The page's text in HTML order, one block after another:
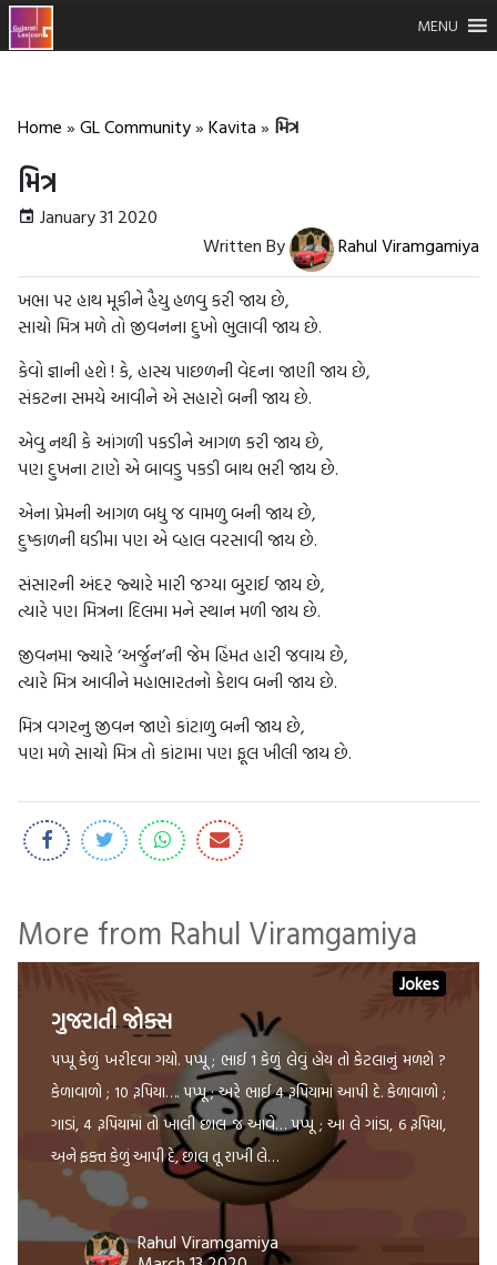
MENU
Home » GL Community» Kavita » મિત્ર
મિત્ર
January 31 2020
Written By
Rahul Viramgamiya
ખભા પર હાથ મૂકીને હૈયુ હળવુ કરી જાય છે,
સાચો મિત્ર મળે તો જીવનના દુખો ભુલાવી જાય છે.
કેવો જ્ઞાની હશે ! કે, હાસ્ય પાછળની વેદના જાણી જાય છે,
સંકટના સમયે આવીને એ સહારો બની જાય છે.
એવુ નથી કે આંગળી પકડીને આગળ કરી જાય છે,
પણ દુખના ટાણે એ બાવડુ પકડી બાથ ભરી જાય છે.
એના પ્રેમની આગળ બધુ જ વામળુ બની જાય છે,
દુષ્કાળની ઘડીમા પણ એ વ્હાલ વરસાવી જાય છે.
સંસારની અંદર જ્યારે મારી જગ્યા બુરાઈ જાય છે,
ત્યારે પણ મિત્રના દિલમા મને સ્થાન મળી જાય છે.
જીવનમા જ્યારે ‘અર્જુન’ની જેમ હિંમત હારી જવાય છે,
ત્યારે મિત્ર આવીને મહાભારતનો કેશવ બની જાય છે.
મિત્ર વગરનુ જીવન જાણે કાંટાળુ બની જાય છે,
પણ મળે સાચો મિત્ર તો કાંટામા પણ ફૂલ ખીલી જાય છે.
More from Rahul Viramgamiya
Jokes
ગુજરાતી જોક્સ
પપ્પૂ કેળું ખરીદવા ગયો. પપ્પૂ ; ભાઈ 1 કેળું લેવું હોય તો કેટલાનું મળશે ?
કેળાવાળો ; 10 રૂપિયા…. પપ્પૂ ; અરે ભાઈ 4 રૂપિયામાં આપી દે. કેળાવાળો ;
ગાડાં, 4 રૂપિયામાં તો ખાલી છાલ જ આવે… પપ્પૂ ; આ લે ગાંડા, 6 રૂપિયા,
અને ફક્ત કેળું આપી દે, છાલ તૂ રાખી લે…
Rahul Viramgamiya